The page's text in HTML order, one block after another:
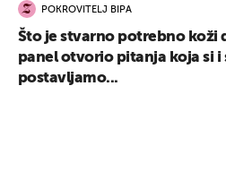
POKROVITELJ BIPA
Što je stvarno potrebno koži
panel otvorio pitanja koja si i
postavljamo...